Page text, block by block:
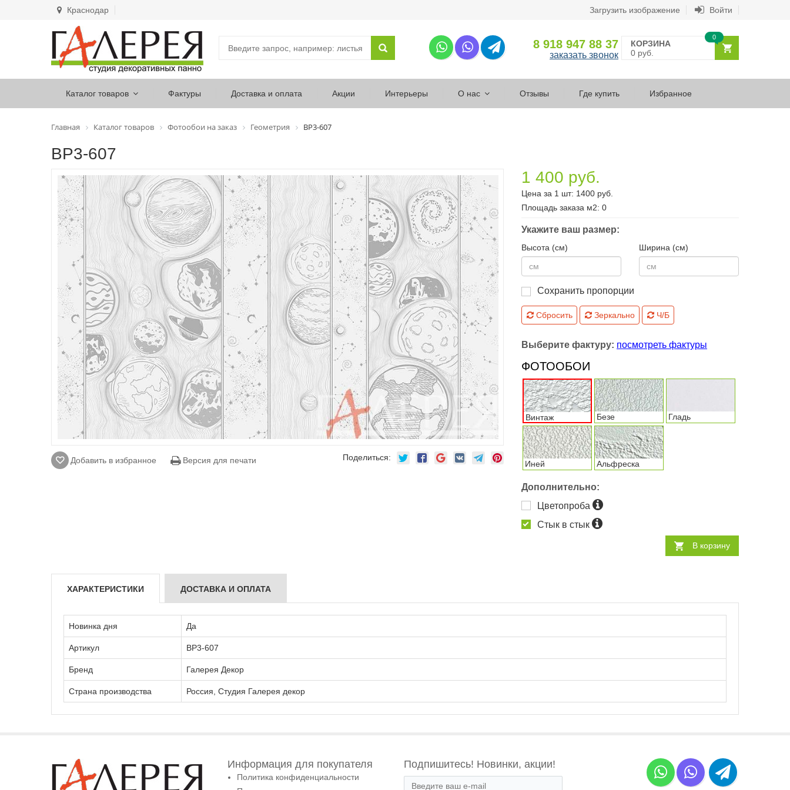
Краснодар Загрузить изображение Войти
8 918 947 88 37
заказать звонок
КОРЗИНА
0 руб.
0
Каталог товаров Фактуры Доставка и оплата Акции Интерьеры О нас Отзывы Где купить Избранное
Главная Каталог товаров Фотообои на заказ Геометрия ВР3-607
ВР3-607
Добавить в избранное Версия для печати Поделиться:
1 400 руб.
Цена за 1 шт: 1400 руб.
Площадь заказа м2: 0
Укажите ваш размер:
Высота (см) Ширина (см)
Сохранить пропорции
Сбросить Зеркально Ч/Б
Выберите фактуру: посмотреть фактуры
ФОТООБОИ
Винтаж Безе Гладь
Иней Альфреска
Дополнительно:
Цветопроба
Стык в стык
В корзину
ХАРАКТЕРИСТИКИ ДОСТАВКА И ОПЛАТА
Новинка дня Да
Артикул ВР3-607
Бренд Галерея Декор
Страна производства Россия, Студия Галерея декор
Информация для покупателя
Политика конфиденциальности
Подпишитесь! Новинки, акции!